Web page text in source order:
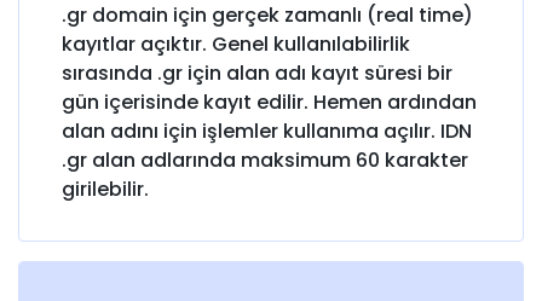
.gr domain için gerçek zamanlı (real time)
kayıtlar açıktır. Genel kullanılabilirlik
sırasında .gr için alan adı kayıt süresi bir
gün içerisinde kayıt edilir. Hemen ardından
alan adını için işlemler kullanıma açılır. IDN
.gr alan adlarında maksimum 60 karakter
girilebilir.